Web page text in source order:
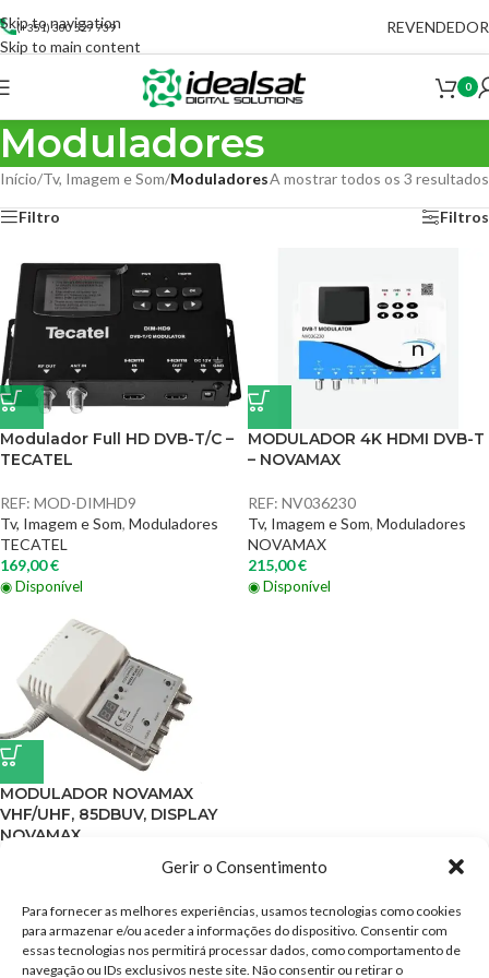
Gerir o Consentimento
Para fornecer as melhores experiências, usamos tecnologias como cookies
para armazenar e/ou aceder a informações do dispositivo. Consentir com
essas tecnologias nos permitirá processar dados, como comportamento de
navegação ou IDs exclusivos neste site. Não consentir ou retirar o
Skip to navigation
Skip to main content
(+351) 300 527 739 REVENDEDOR
0
Moduladores
Início/Tv, Imagem e Som/ModuladoresA mostrar todos os 3 resultados
Filtro Filtros
Modulador Full HD DVB-T/C –
TECATEL
REF: MOD-DIMHD9
Tv, Imagem e Som, Moduladores
TECATEL
169,00€
◉ Disponível
MODULADOR 4K HDMI DVB-T
– NOVAMAX
REF: NV036230
Tv, Imagem e Som, Moduladores
NOVAMAX
215,00€
◉ Disponível
MODULADOR NOVAMAX
VHF/UHF, 85DBUV, DISPLAY
NOVAMAX
47,90€
◉ Disponível